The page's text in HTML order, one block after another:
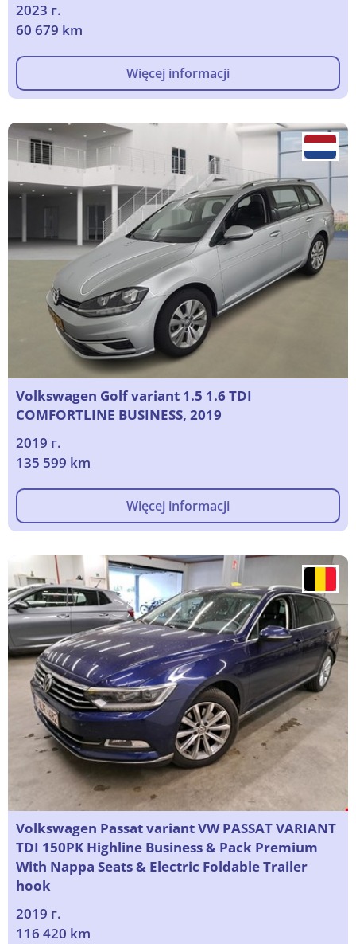
2023 г.
60 679 km
Więcej informacji
Volkswagen Golf variant 1.5 1.6 TDI
COMFORTLINE BUSINESS, 2019
2019 г.
135 599 km
Więcej informacji
Volkswagen Passat variant VW PASSAT VARIANT
TDI 150PK Highline Business & Pack Premium
With Nappa Seats & Electric Foldable Trailer
hook
2019 г.
116 420 km